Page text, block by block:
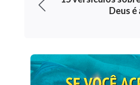
Vós, servos, sujeitai-vos
O reino, e o domínio, e
Deus é